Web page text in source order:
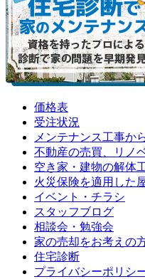
価格表
受注状況
メンテナンス工事か
不動産の売買、リノ
空き家・建物の解体
火災保険を適用した
イベント・チラシ
スタッフブログ
相談会・勉強会
家の売却をお考えの
住宅診断
プライバシーポリシ